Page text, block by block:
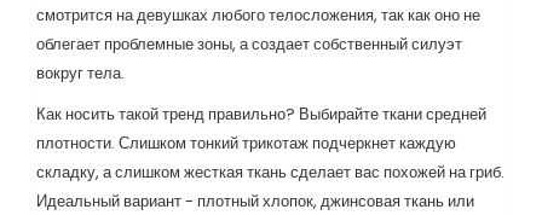
смотрится на девушках любого телосложения, так как оно не
облегает проблемные зоны, а создает собственный силуэт
вокруг тела.
Как носить такой тренд правильно? Выбирайте ткани средней
плотности. Слишком тонкий трикотаж подчеркнет каждую
складку, а слишком жесткая ткань сделает вас похожей на гриб.
Идеальный вариант - плотный хлопок, джинсовая ткань или